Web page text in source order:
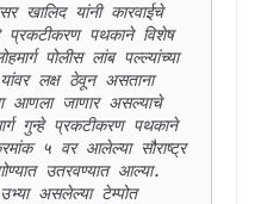
खालिद यांनी कारवाईचे
प्रकटीकरण पथकाने विशेष
पोलीस लांब पल्ल्यांच्या
लक्ष ठेवून असताना
आणला जाणार असल्याचे
गुन्हे प्रकटीकरण पथकाने
५ वर आलेल्या सौराष्ट्र
उतरवण्यात आल्या.